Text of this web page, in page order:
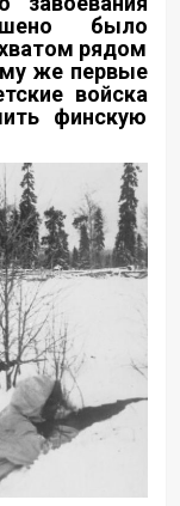
было
рядом
же первые
войска
финскую